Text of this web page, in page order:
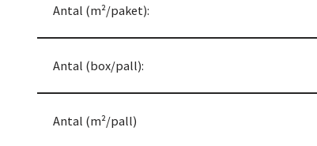
Antal (m²/paket):
Antal (box/pall):
Antal (m²/pall)